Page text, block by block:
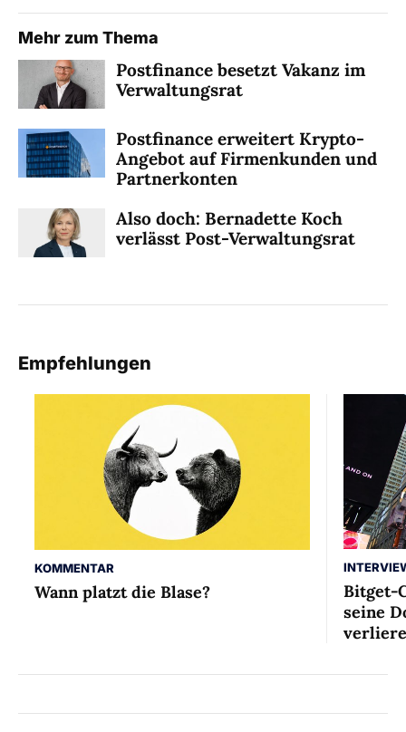
Mehr zum Thema
Postfinance besetzt Vakanz im
Verwaltungsrat
Postfinance erweitert Krypto-
Angebot auf Firmenkunden und
Partnerkonten
Also doch: Bernadette Koch
verlässt Post-Verwaltungsrat
Empfehlungen
KOMMENTAR
Wann platzt die Blase?
Bitget-
seine